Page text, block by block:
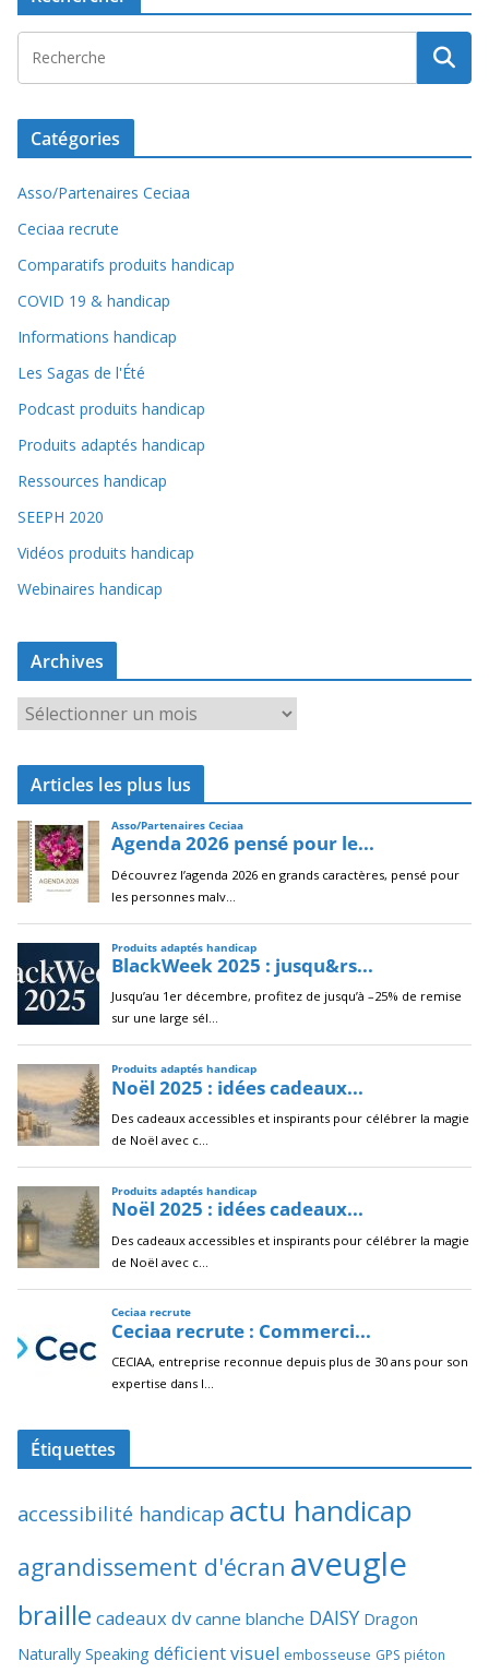
Catégories
Asso/Partenaires Ceciaa
Ceciaa recrute
Comparatifs produits handicap
COVID 19 & handicap
Informations handicap
Les Sagas de l'Été
Podcast produits handicap
Produits adaptés handicap
Ressources handicap
SEEPH 2020
Vidéos produits handicap
Webinaires handicap
Archives
r
c
i
v
e
s
Articles les plus lus
Étiquettes
accessibilité handicap actu handicap
agrandissement d'écran aveugle
braille cadeaux dv canne blanche DAISY Dragon
Naturally Speaking déficient visuel embosseuse GPS piéton